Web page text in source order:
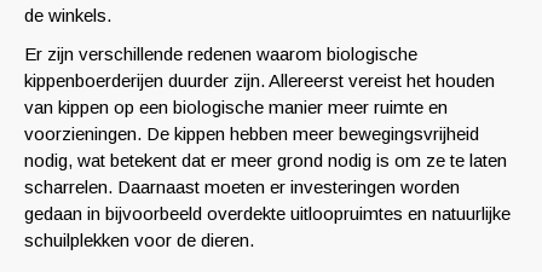
de winkels.
Er zijn verschillende redenen waarom biologische
kippenboerderijen duurder zijn. Allereerst vereist het houden
van kippen op een biologische manier meer ruimte en
voorzieningen. De kippen hebben meer bewegingsvrijheid
nodig, wat betekent dat er meer grond nodig is om ze te laten
scharrelen. Daarnaast moeten er investeringen worden
gedaan in bijvoorbeeld overdekte uitloopruimtes en natuurlijke
schuilplekken voor de dieren.